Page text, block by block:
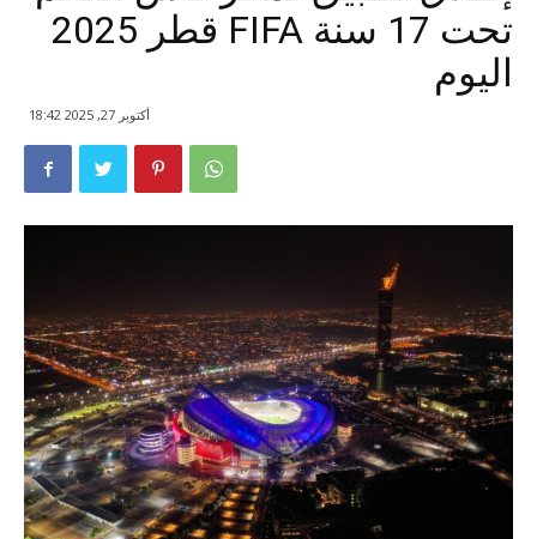
تحت 17 سنة FIFA قطر 2025
اليوم
أكتوبر 27, 2025 18:42